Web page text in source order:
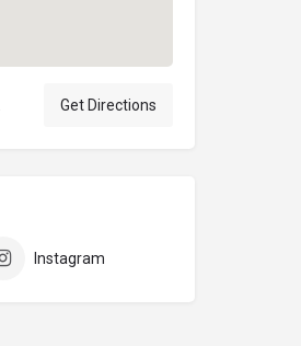
Get Directions
Instagram